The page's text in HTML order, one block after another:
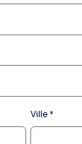
Ville